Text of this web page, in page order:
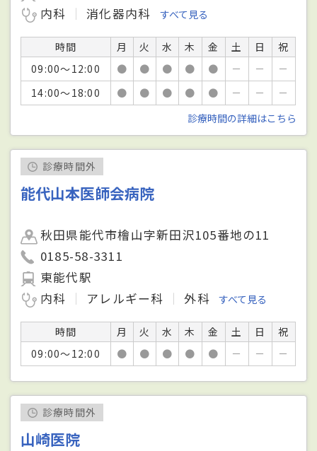
内科
消化器内科 すべて見る
時間 月 火 水 木 金 土 日
祝
09:00～12:00
● ● ● ● ● － －
－
14:00～18:00
● ● ● ● ● － －
－
診療時間の詳細はこちら
診療時間外
能代山本医師会病院
秋田県能代市檜山字新田沢105番地の11
0185-58-3311
東能代駅
内科
アレルギー科 外科 すべて見る
時間 月 火 水 木 金 土 日
祝
09:00～12:00
● ● ● ● ● － － －
診療時間外
山崎医院